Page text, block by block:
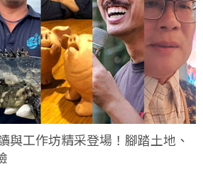
與工作坊精采登場！腳踏土地、